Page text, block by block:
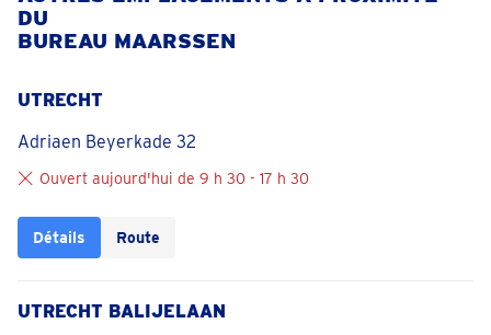
DU
BUREAU MAARSSEN
UTRECHT
Adriaen Beyerkade 32
Ouvert aujourd'hui de 9 h 30 - 17 h 30
Détails Route
UTRECHT BALIJELAAN